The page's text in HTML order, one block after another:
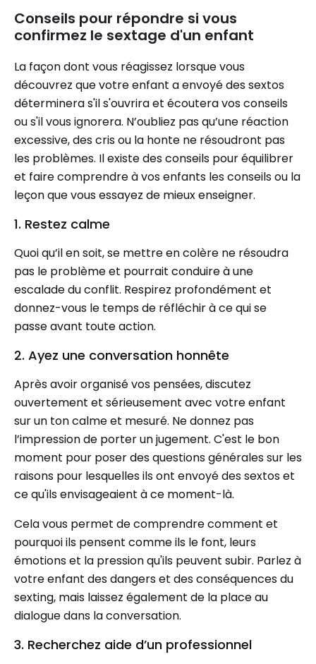
Conseils pour répondre si vous
confirmez le sextage d'un enfant
La façon dont vous réagissez lorsque vous
découvrez que votre enfant a envoyé des sextos
déterminera s'il s'ouvrira et écoutera vos conseils
ou s'il vous ignorera. N’oubliez pas qu’une réaction
excessive, des cris ou la honte ne résoudront pas
les problèmes. Il existe des conseils pour équilibrer
et faire comprendre à vos enfants les conseils ou la
leçon que vous essayez de mieux enseigner.
1. Restez calme
Quoi qu’il en soit, se mettre en colère ne résoudra
pas le problème et pourrait conduire à une
escalade du conflit. Respirez profondément et
donnez-vous le temps de réfléchir à ce qui se
passe avant toute action.
2. Ayez une conversation honnête
Après avoir organisé vos pensées, discutez
ouvertement et sérieusement avec votre enfant
sur un ton calme et mesuré. Ne donnez pas
l’impression de porter un jugement. C'est le bon
moment pour poser des questions générales sur les
raisons pour lesquelles ils ont envoyé des sextos et
ce qu'ils envisageaient à ce moment-là.
Cela vous permet de comprendre comment et
pourquoi ils pensent comme ils le font, leurs
émotions et la pression qu'ils peuvent subir. Parlez à
votre enfant des dangers et des conséquences du
sexting, mais laissez également de la place au
dialogue dans la conversation.
3. Recherchez aide d’un professionnel